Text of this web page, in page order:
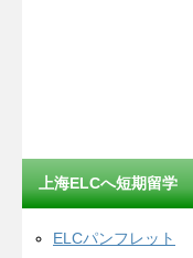
上海ELCへ短期留学
ELCパンフレット